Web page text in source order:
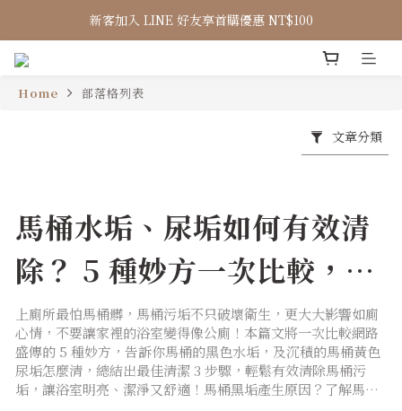
新客加入 LINE 好友享首購優惠 NT$100
Home 部落格列表
文章分類
馬桶水垢、尿垢如何有效清
除？ 5 種妙方一次比較，輕
鬆無毒除垢！
上廁所最怕馬桶髒，馬桶污垢不只破壞衛生，更大大影響如廁
心情，不要讓家裡的浴室變得像公廁！本篇文將一次比較網路
盛傳的 5 種妙方，告訴你馬桶的黑色水垢，及沉積的馬桶黃色
尿垢怎麼清，總結出最佳清潔 3 步驟，輕鬆有效清除馬桶污
垢，讓浴室明亮、潔淨又舒適！馬桶黑垢產生原因？了解馬桶